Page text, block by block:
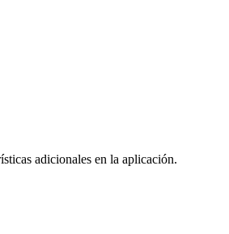
adicionales en la aplicación.